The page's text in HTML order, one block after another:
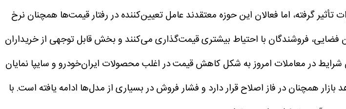
گرفته، اما فعالان این حوزه معتقدند عامل تعیین‌کننده در رفتار قیمت‌ها همچنان نرخ
فروشندگان با احتیاط بیشتری قیمت‌گذاری می‌کنند و بخش قابل توجهی از خریداران
شرایط در معاملات امروز به شکل کاهش قیمت در اغلب محصولات ایران‌خودرو و سایپا نمایان
همچنان در فاز اصلاح قرار دارد و فشار فروش در بسیاری از مدل‌ها ادامه یافته است. با